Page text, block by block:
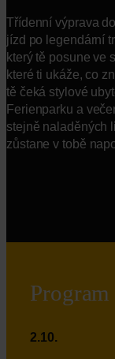
Třídenní výprava
jízd po legendární
který tě posune ve
které ti ukáže, co
tě čeká stylové
Ferienparku a
stejně naladěných
zůstane v tobě
Program
2.10.